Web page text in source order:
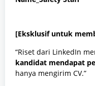
[Eksklusif untuk
“Riset dari LinkedIn
kandidat mendapat
hanya mengirim CV.”